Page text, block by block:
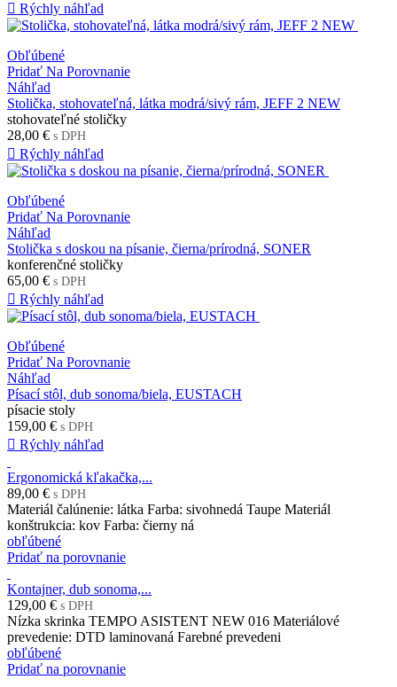
 Rýchly náhľad
Obľúbené
Pridať Na Porovnanie
Náhľad
Stolička, stohovateľná, látka modrá/sivý rám, JEFF 2 NEW
stohovateľné stoličky
28,00 € s DPH
 Rýchly náhľad
Obľúbené
Pridať Na Porovnanie
Náhľad
Stolička s doskou na písanie, čierna/prírodná, SONER
konferenčné stoličky
65,00 € s DPH
 Rýchly náhľad
Obľúbené
Pridať Na Porovnanie
Náhľad
Písací stôl, dub sonoma/biela, EUSTACH
písacie stoly
159,00 € s DPH
 Rýchly náhľad
Ergonomická kľakačka,...
89,00 € s DPH
Materiál čalúnenie: látka Farba: sivohnedá Taupe Materiál
konštrukcia: kov Farba: čierny ná
obľúbené
Pridať na porovnanie
Kontajner, dub sonoma,...
129,00 € s DPH
Nízka skrinka TEMPO ASISTENT NEW 016 Materiálové
prevedenie: DTD laminovaná Farebné prevedeni
obľúbené
Pridať na porovnanie